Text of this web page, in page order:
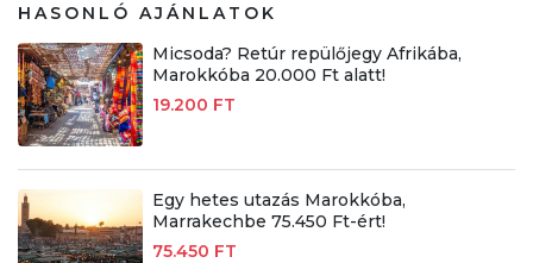
HASONLÓ AJÁNLATOK
Micsoda? Retúr repülőjegy Afrikába,
Marokkóba 20.000 Ft alatt!
19.200 FT
Egy hetes utazás Marokkóba,
Marrakechbe 75.450 Ft-ért!
75.450 FT